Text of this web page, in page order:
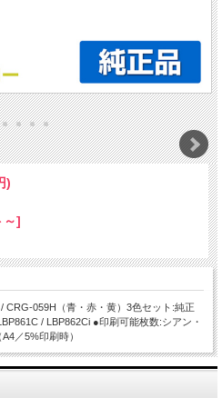
)
～]
CRG-059H（青・赤・黄）3色セット:純正
/ LBP862Ci ●印刷可能枚数:シアン・
／5%印刷時）